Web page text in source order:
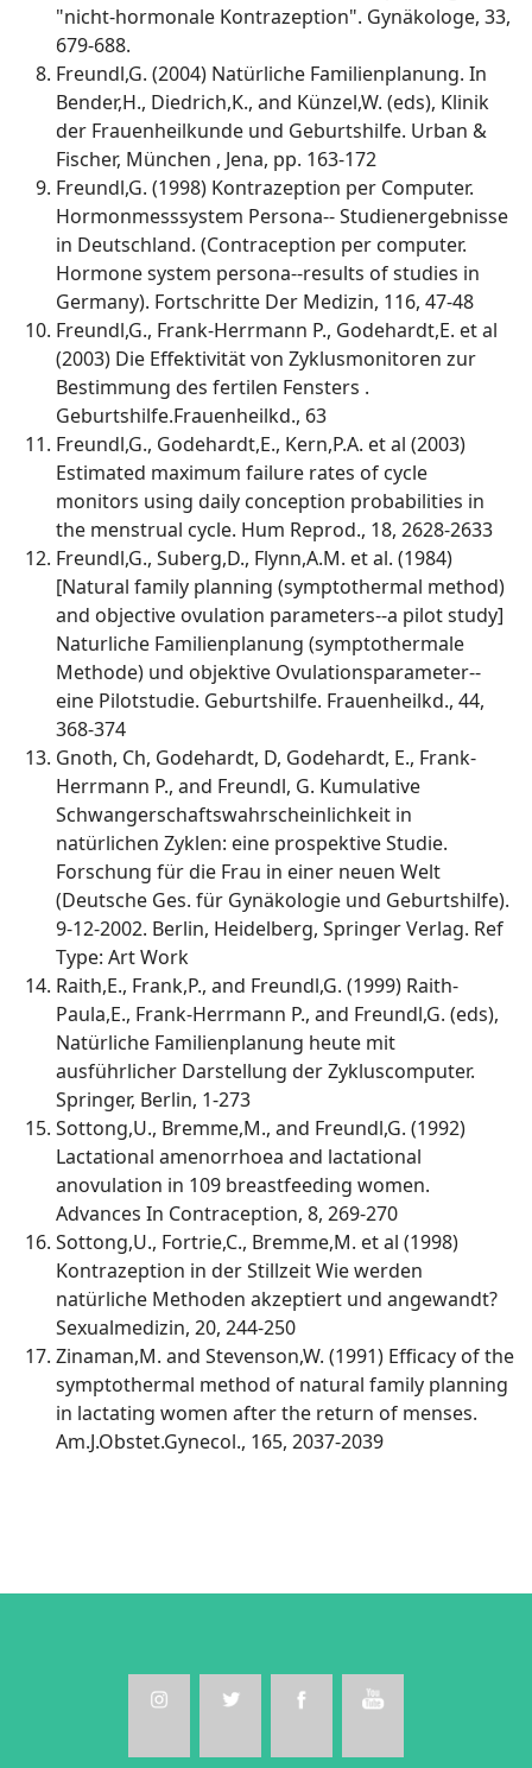
"nicht-hormonale Kontrazeption". Gynäkologe, 33,
679-688.
Freundl,G. (2004) Natürliche Familienplanung. In
Bender,H., Diedrich,K., and Künzel,W. (eds), Klinik
der Frauenheilkunde und Geburtshilfe. Urban &
Fischer, München , Jena, pp. 163-172
Freundl,G. (1998) Kontrazeption per Computer.
Hormonmesssystem Persona-- Studienergebnisse
in Deutschland. (Contraception per computer.
Hormone system persona--results of studies in
Germany). Fortschritte Der Medizin, 116, 47-48
Freundl,G., Frank-Herrmann P., Godehardt,E. et al
(2003) Die Effektivität von Zyklusmonitoren zur
Bestimmung des fertilen Fensters .
Geburtshilfe.Frauenheilkd., 63
Freundl,G., Godehardt,E., Kern,P.A. et al (2003)
Estimated maximum failure rates of cycle
monitors using daily conception probabilities in
the menstrual cycle. Hum Reprod., 18, 2628-2633
Freundl,G., Suberg,D., Flynn,A.M. et al. (1984)
[Natural family planning (symptothermal method)
and objective ovulation parameters--a pilot study]
Naturliche Familienplanung (symptothermale
Methode) und objektive Ovulationsparameter--
eine Pilotstudie. Geburtshilfe. Frauenheilkd., 44,
368-374
Gnoth, Ch, Godehardt, D, Godehardt, E., Frank-
Herrmann P., and Freundl, G. Kumulative
Schwangerschaftswahrscheinlichkeit in
natürlichen Zyklen: eine prospektive Studie.
Forschung für die Frau in einer neuen Welt
(Deutsche Ges. für Gynäkologie und Geburtshilfe).
9-12-2002. Berlin, Heidelberg, Springer Verlag. Ref
Type: Art Work
Raith,E., Frank,P., and Freundl,G. (1999) Raith-
Paula,E., Frank-Herrmann P., and Freundl,G. (eds),
Natürliche Familienplanung heute mit
ausführlicher Darstellung der Zykluscomputer.
Springer, Berlin, 1-273
Sottong,U., Bremme,M., and Freundl,G. (1992)
Lactational amenorrhoea and lactational
anovulation in 109 breastfeeding women.
Advances In Contraception, 8, 269-270
Sottong,U., Fortrie,C., Bremme,M. et al (1998)
Kontrazeption in der Stillzeit Wie werden
natürliche Methoden akzeptiert und angewandt?
Sexualmedizin, 20, 244-250
Zinaman,M. and Stevenson,W. (1991) Efficacy of the
symptothermal method of natural family planning
in lactating women after the return of menses.
Am.J.Obstet.Gynecol., 165, 2037-2039